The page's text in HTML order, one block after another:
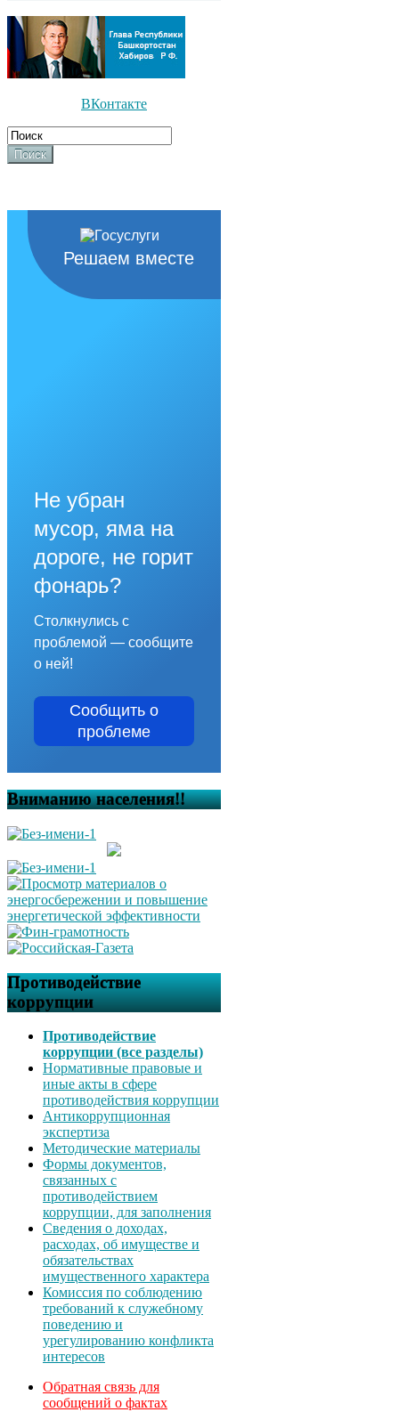
ВКонтакте
Поиск
Решаем вместе
Не убран
мусор, яма на
дороге, не горит
фонарь?
Столкнулись с
проблемой — сообщите
о ней!
Сообщить о
проблеме
Вниманию населения!!
Противодействие
коррупции
Противодействие
коррупции (все разделы)
Нормативные правовые и
иные акты в сфере
противодействия коррупции
Антикоррупционная
экспертиза
Методические материалы
Формы документов,
связанных с
противодействием
коррупции, для заполнения
Сведения о доходах,
расходах, об имуществе и
обязательствах
имущественного характера
Комиссия по соблюдению
требований к служебному
поведению и
урегулированию конфликта
интересов
Обратная связь для
сообщений о фактах